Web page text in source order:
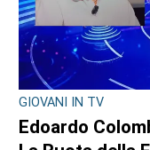
Corpi in quota
yoga e musica
Reale
di
Angela Pastore